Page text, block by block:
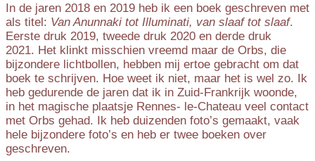
In de jaren 2018 en 2019 heb ik een boek geschreven met
als titel: Van Anunnaki tot Illuminati, van slaaf tot slaaf.
Eerste druk 2019, tweede druk 2020 en derde druk
2021. Het klinkt misschien vreemd maar de Orbs, die
bijzondere lichtbollen, hebben mij ertoe gebracht om dat
boek te schrijven. Hoe weet ik niet, maar het is wel zo. Ik
heb gedurende de jaren dat ik in Zuid-Frankrijk woonde,
in het magische plaatsje Rennes- le-Chateau veel contact
met Orbs gehad. Ik heb duizenden foto’s gemaakt, vaak
hele bijzondere foto’s en heb er twee boeken over
geschreven.